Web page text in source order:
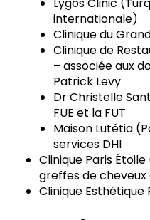
Lygos Clinic
internationale)
Clinique du
Clinique de
– associée aux
Patrick Levy
Dr Christelle
FUE et la FUT
Maison Lutétia
services DHI
Clinique Paris
greffes de
Clinique Esthétique